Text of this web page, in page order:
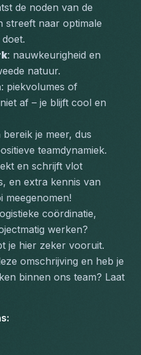
de noden van de
streeft naar optimale
: nauwkeurigheid en
natuur.
: piekvolumes of
af – je blijft cool en
bereik je meer, dus
teamdynamiek.
meegenomen!
coördinatie,
werken?
je hier zeker vooruit.
omschrijving en heb je
binnen ons team? Laat
: